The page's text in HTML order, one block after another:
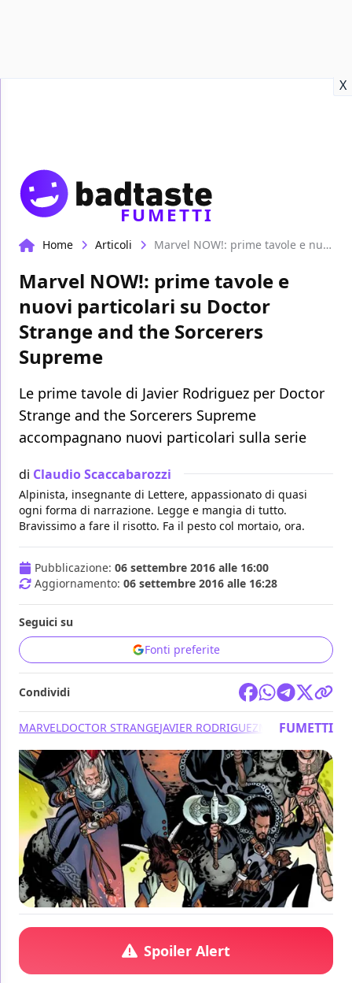
X
FUMETTI
Home Articoli Marvel NOW!: prime tavole e nuovi particolari su Doctor Strange and the Sorcerers Supreme
Marvel NOW!: prime tavole e
nuovi particolari su Doctor
Strange and the Sorcerers
Supreme
Le prime tavole di Javier Rodriguez per Doctor
Strange and the Sorcerers Supreme
accompagnano nuovi particolari sulla serie
di Claudio Scaccabarozzi
Alpinista, insegnante di Lettere, appassionato di quasi
ogni forma di narrazione. Legge e mangia di tutto.
Bravissimo a fare il risotto. Fa il pesto col mortaio, ora.
Pubblicazione: 06 settembre 2016 alle 16:00
Aggiornamento: 06 settembre 2016 alle 16:28
Seguici su
Fonti preferite
Condividi
MARVELDOCTOR STRANGEJAVIER RODRIGUEZ MARVEL NOW!
FUMETTI
Spoiler Alert